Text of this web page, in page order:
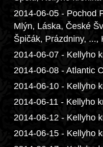
2014-06-05 - Pochod
Mlýn, Láska, České
Špičák, Prázdniny, ...,
2014-06-07 - Kellyho
2014-06-08 - Atlantic
2014-06-10 - Kellyho
2014-06-11 - Kellyho
2014-06-12 - Kellyho
2014-06-15 - Kellyho